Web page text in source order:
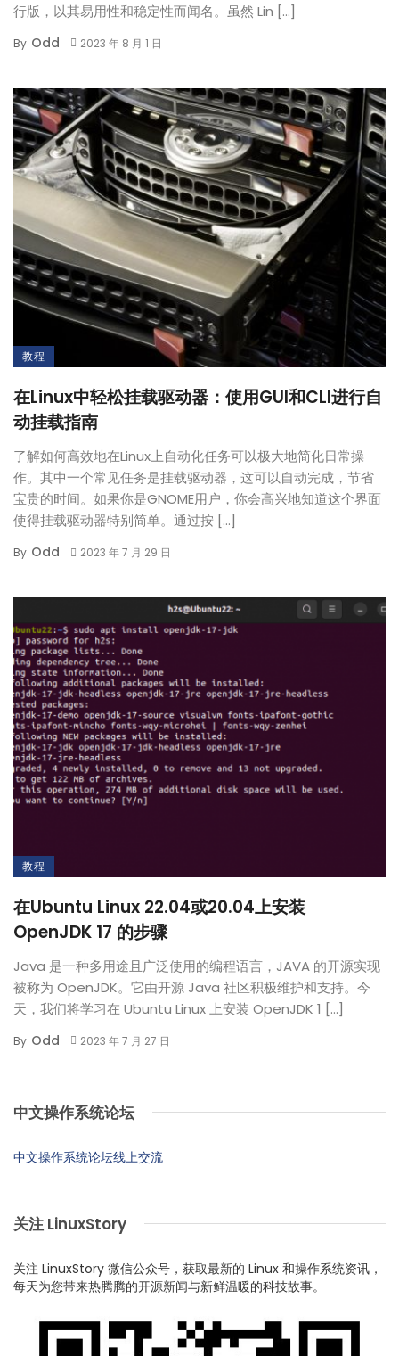
行版，以其易用性和稳定性而闻名。虽然 Lin […]
By Odd 2023 年 8 月 1 日
教程
在Linux中轻松挂载驱动器：使用GUI和CLI进行自
动挂载指南
了解如何高效地在Linux上自动化任务可以极大地简化日常操
作。其中一个常见任务是挂载驱动器，这可以自动完成，节省
宝贵的时间。如果你是GNOME用户，你会高兴地知道这个界面
使得挂载驱动器特别简单。通过按 […]
By Odd 2023 年 7 月 29 日
教程
在Ubuntu Linux 22.04或20.04上安装
OpenJDK 17 的步骤
Java 是一种多用途且广泛使用的编程语言，JAVA 的开源实现
被称为 OpenJDK。它由开源 Java 社区积极维护和支持。今
天，我们将学习在 Ubuntu Linux 上安装 OpenJDK 1 […]
By Odd 2023 年 7 月 27 日
中文操作系统论坛
中文操作系统论坛线上交流
关注 LinuxStory
关注 LinuxStory 微信公众号，获取最新的 Linux 和操作系统资讯，
每天为您带来热腾腾的开源新闻与新鲜温暖的科技故事。